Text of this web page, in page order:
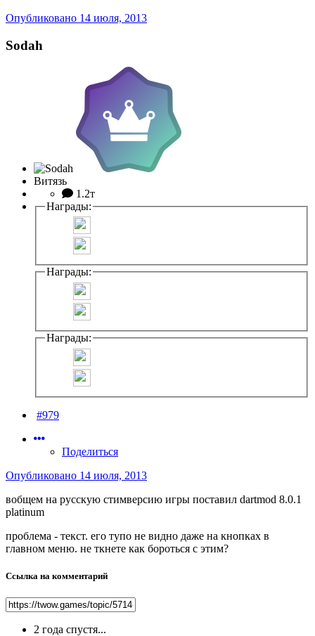
Опубликовано 14 июля, 2013
Sodah
Витязь
1.2т
Награды:
Награды:
Награды:
#979
Поделиться
Опубликовано 14 июля, 2013
вобщем на русскую стимверсию игры поставил dartmod 8.0.1
platinum
проблема - текст. его тупо не видно даже на кнопках в
главном меню. не ткнете как бороться с этим?
Ссылка на комментарий
2 года спустя...